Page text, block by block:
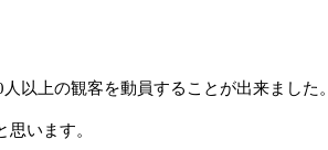
人以上の観客を動員することが出来ました。
います。